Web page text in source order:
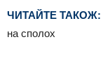
ЧИТАЙТЕ ТАКОЖ:
на сполох